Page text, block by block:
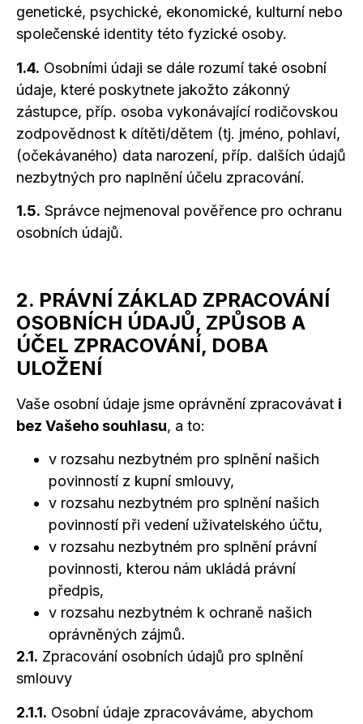
genetické, psychické, ekonomické, kulturní nebo
společenské identity této fyzické osoby.
1.4. Osobními údaji se dále rozumí také osobní
údaje, které poskytnete jakožto zákonný
zástupce, příp. osoba vykonávající rodičovskou
zodpovědnost k dítěti/dětem (tj. jméno, pohlaví,
(očekávaného) data narození, příp. dalších údajů
nezbytných pro naplnění účelu zpracování.
1.5. Správce nejmenoval pověřence pro ochranu
osobních údajů.
2. PRÁVNÍ ZÁKLAD ZPRACOVÁNÍ
OSOBNÍCH ÚDAJŮ, ZPŮSOB A
ÚČEL ZPRACOVÁNÍ, DOBA
ULOŽENÍ
Vaše osobní údaje jsme oprávnění zpracovávat i
bez Vašeho souhlasu, a to:
v rozsahu nezbytném pro splnění našich
povinností z kupní smlouvy,
v rozsahu nezbytném pro splnění našich
povinností při vedení uživatelského účtu,
v rozsahu nezbytném pro splnění právní
povinnosti, kterou nám ukládá právní
předpis,
v rozsahu nezbytném k ochraně našich
oprávněných zájmů.
2.1. Zpracování osobních údajů pro splnění
smlouvy
2.1.1. Osobní údaje zpracováváme, abychom